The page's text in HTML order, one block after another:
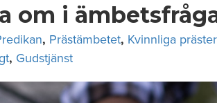
om i
, Prästämbetet, Kvinnliga präster
, Gudstjänst